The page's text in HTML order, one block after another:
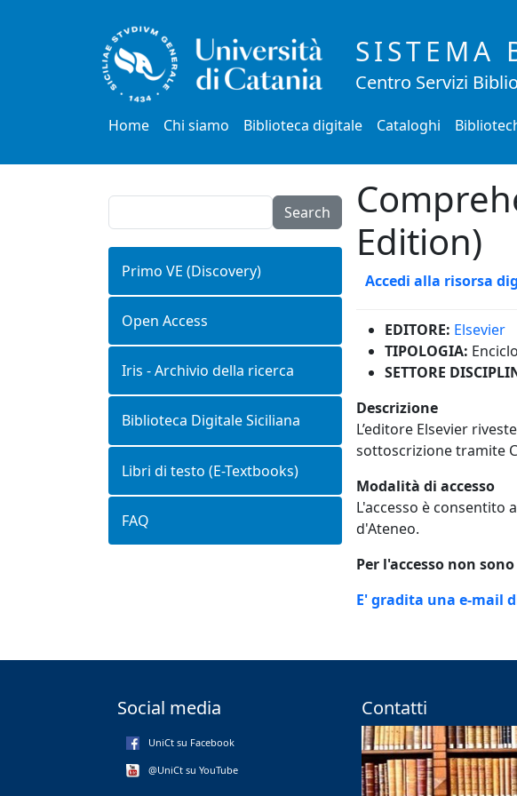
SISTEMA
Centro Servizi
Main menu
Home Chi siamo Biblioteca digitale Cataloghi
Primo VE (Discovery)
Open Access
Iris - Archivio della ricerca
Biblioteca Digitale Siciliana
Libri di testo (E-Textbooks)
FAQ
Edition)
Accedi alla risorsa
EDITORE: Elsevier
TIPOLOGIA:
SETTORE
Descrizione
L’editore Elsevier
sottoscrizione tramite
Modalità di accesso
L'accesso è consentito
d'Ateneo.
Per l'accesso non
E' gradita una e-mail
Social media
UniCt su Facebook
@UniCt su YouTube
Contatti